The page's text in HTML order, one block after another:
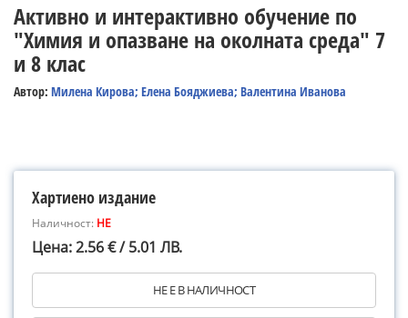
Активно и интерактивно обучение по
"Химия и опазване на околната среда" 7
и 8 клас
Автор: Милена Кирова; Елена Бояджиева; Валентина Иванова
Хартиено издание
Наличност: НЕ
Цена: 2.56 € / 5.01 ЛВ.
НЕ Е В НАЛИЧНОСТ